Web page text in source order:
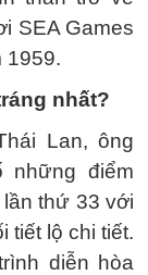
SEA Games
1959.
nhất?
Lan, ông
những điểm
thứ 33 với
tiết lộ chi tiết.
diễn hòa